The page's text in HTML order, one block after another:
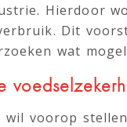
Hierdoor
Dit
wat
wil voorop